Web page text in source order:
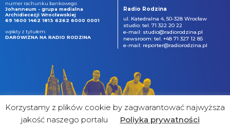
numer rachunku bankowego:
Johanneum - grupa medialna
Archidiecezji Wrocławskiej
69 1600 1462 1813 6262 6000 0001
wpłaty z tytułem:
DAROWIZNA NA RADIO RODZINA
Radio Rodzina
ul. Katedralna 4, 50-328 Wrocław
studio: tel. 71 322 20 22
e-mail: studio@radiorodzina.pl
newsroom: tel. +48 71 327 12 85
e-mail: reporter@radiorodzina.pl
Korzystamy z plików cookie by zagwarantować najwyższa
jakość naszego portalu
Poliyka prywatności